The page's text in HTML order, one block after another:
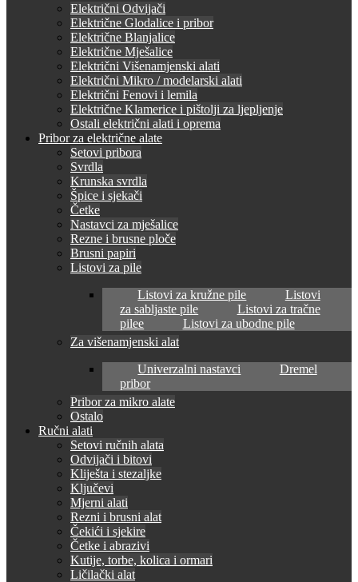
Električni Odvijači
Električne Glodalice i pribor
Električne Blanjalice
Električne Mješalice
Električni Višenamjenski alati
Električni Mikro / modelarski alati
Električni Fenovi i lemila
Električne Klamerice i pištolji za ljepljenje
Ostali električni alati i oprema
Pribor za električne alate
Setovi pribora
Svrdla
Krunska svrdla
Špice i sjekači
Četke
Nastavci za mješalice
Rezne i brusne ploče
Brusni papiri
Listovi za pile
Listovi za kružne pile
Listovi
za sabljaste pile
Listovi za tračne
pilee
Listovi za ubodne pile
Za višenamjenski alat
Univerzalni nastavci
Dremel
pribor
Pribor za mikro alate
Ostalo
Ručni alati
Setovi ručnih alata
Odvijači i bitovi
Kliješta i stezaljke
Ključevi
Mjerni alati
Rezni i brusni alat
Čekići i sjekire
Četke i abrazivi
Kutije, torbe, kolica i ormari
Ličilački alat